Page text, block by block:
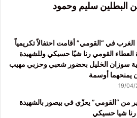
البطلين سليم وحمود
الغرب في “القومي” أقامت احتفالاً تكريمياً
العطاء القومي رنا شيّا حسيكي وللشهيدة
سوزان الخليل بحضور شعبي وحزبي مهيب
يمنحهما أوسمة
19/04/
من “القومي” يعزّي في بيصور بالشهيدة
رنا شيا حسيكي